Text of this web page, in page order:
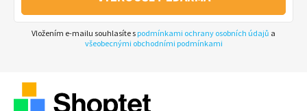
Vložením e-mailu souhlasíte s podmínkami ochrany osobních údajů a
všeobecnými obchodními podmínkami